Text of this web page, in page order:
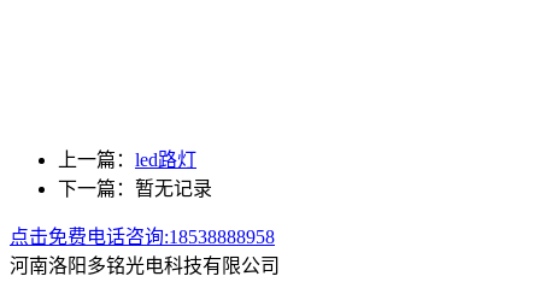
上一篇： led路灯
下一篇：暂无记录
点击免费电话咨询:18538888958
河南洛阳多铭光电科技有限公司